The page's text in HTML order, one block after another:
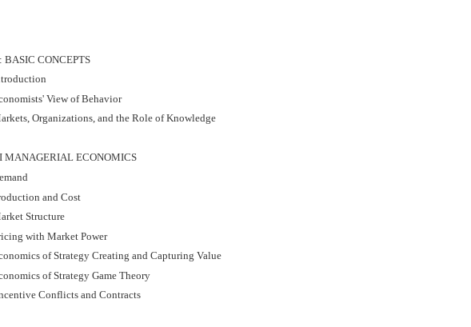
BASIC CONCEPTS
View of Behavior
Organizations, and the Role of Knowledge
MANAGERIAL ECONOMICS
and Cost
Structure
with Market Power
of Strategy Creating and Capturing Value
of Strategy Game Theory
Conflicts and Contracts